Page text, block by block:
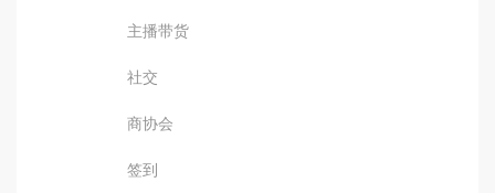
主播带货
社交
商协会
签到